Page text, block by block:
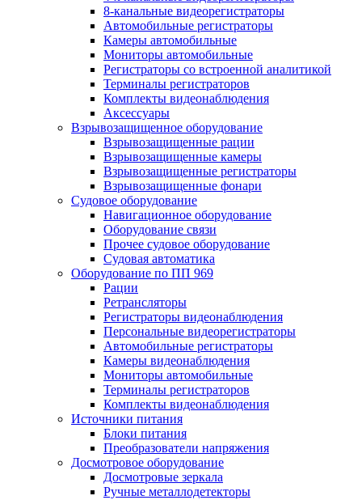
8-канальные видеорегистраторы
Автомобильные регистраторы
Камеры автомобильные
Мониторы автомобильные
Регистраторы со встроенной аналитикой
Терминалы регистраторов
Комплекты видеонаблюдения
Аксессуары
Взрывозащищенное оборудование
Взрывозащищенные рации
Взрывозащищенные камеры
Взрывозащищенные регистраторы
Взрывозащищенные фонари
Судовое оборудование
Навигационное оборудование
Оборудование связи
Прочее судовое оборудование
Судовая автоматика
Оборудование по ПП 969
Рации
Ретрансляторы
Регистраторы видеонаблюдения
Персональные видеорегистраторы
Автомобильные регистраторы
Камеры видеонаблюдения
Мониторы автомобильные
Терминалы регистраторов
Комплекты видеонаблюдения
Источники питания
Блоки питания
Преобразователи напряжения
Досмотровое оборудование
Досмотровые зеркала
Ручные металлодетекторы